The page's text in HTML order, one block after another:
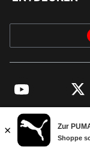
YouTube
© PUMA